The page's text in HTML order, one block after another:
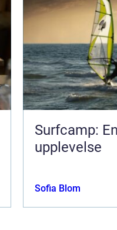
Surfcamp:
upplevelse
Sofia Blom